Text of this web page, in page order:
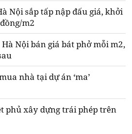
Nội sắp tấp nập đấu giá, khởi
m2
Nội bán giá bát phở mỗi m2,
nhà tại dự án ‘ma’
phủ xây dựng trái phép trên